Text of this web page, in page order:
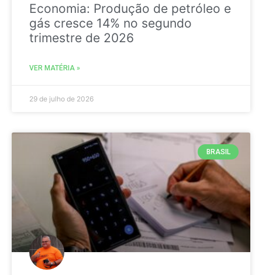
Economia: Produção de petróleo e
gás cresce 14% no segundo
trimestre de 2026
VER MATÉRIA »
29 de julho de 2026
BRASIL